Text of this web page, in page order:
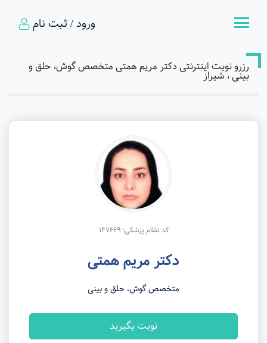
ورود / ثبت نام
رزرو نوبت اینترنتی دکتر مریم همتی متخصص گوش، حلق و
بینی ، شیراز
کد نظام پزشکی: 147669
دکتر مریم همتی
متخصص گوش، حلق و بینی
نوبت بگیرید